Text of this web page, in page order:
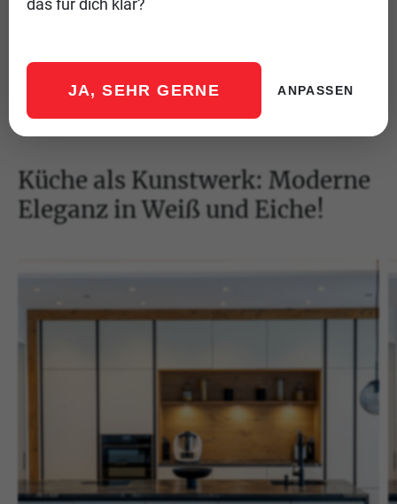
Harmonie."
Küche als Kunstwerk: Moderne
Eleganz in Weiß und Eiche!
das für dich klar?
JA, SEHR GERNE ANPASSEN